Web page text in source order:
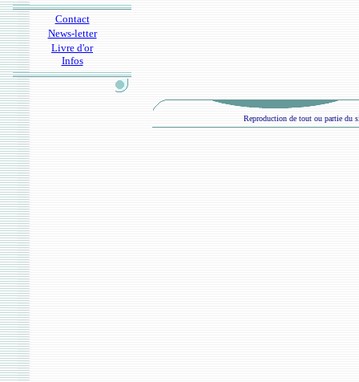
Contact
News-letter
Livre d'or
Infos
Reproduction de tout ou partie du